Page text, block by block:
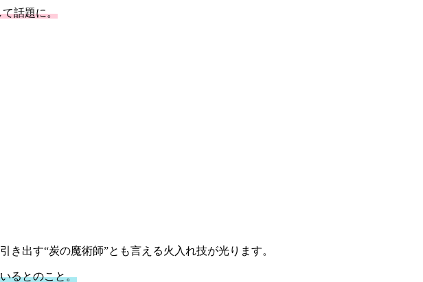
て話題に。
出す“炭の魔術師”とも言える火入れ技が光ります。
るとのこと。